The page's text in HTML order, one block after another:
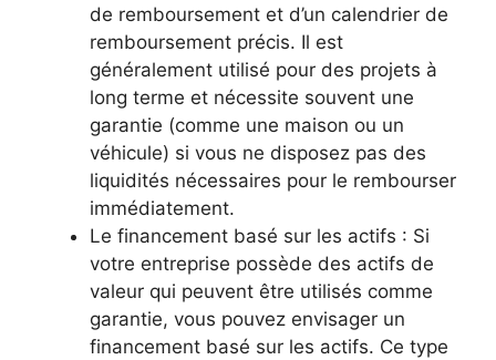
de remboursement et d’un calendrier de
remboursement précis. Il est
généralement utilisé pour des projets à
long terme et nécessite souvent une
garantie (comme une maison ou un
véhicule) si vous ne disposez pas des
liquidités nécessaires pour le rembourser
immédiatement.
Le financement basé sur les actifs : Si
votre entreprise possède des actifs de
valeur qui peuvent être utilisés comme
garantie, vous pouvez envisager un
financement basé sur les actifs. Ce type